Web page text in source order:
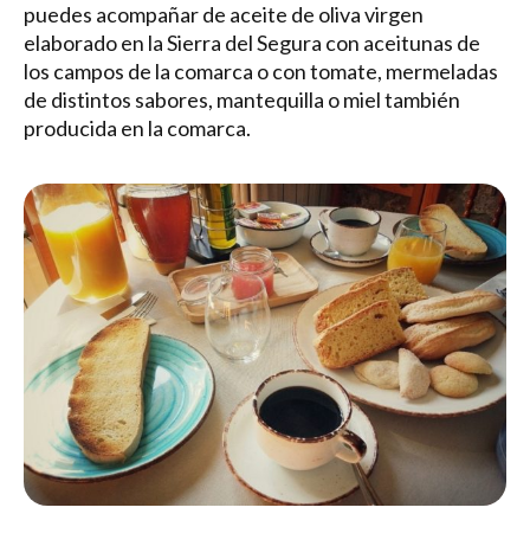
puedes acompañar de aceite de oliva virgen
elaborado en la Sierra del Segura con aceitunas de
los campos de la comarca o con tomate, mermeladas
de distintos sabores, mantequilla o miel también
producida en la comarca.